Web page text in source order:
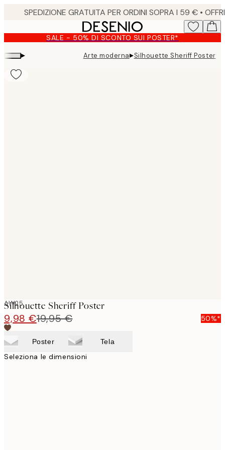
content.
SALE - 50% DI SCONTO SUI POSTER*
▸ Arte moderna▸Silhouette Sheriff Poster
AW25
Silhouette Sheriff Poster
9,98 €19,95 € 50%*
Poster Tela
Seleziona le dimensioni